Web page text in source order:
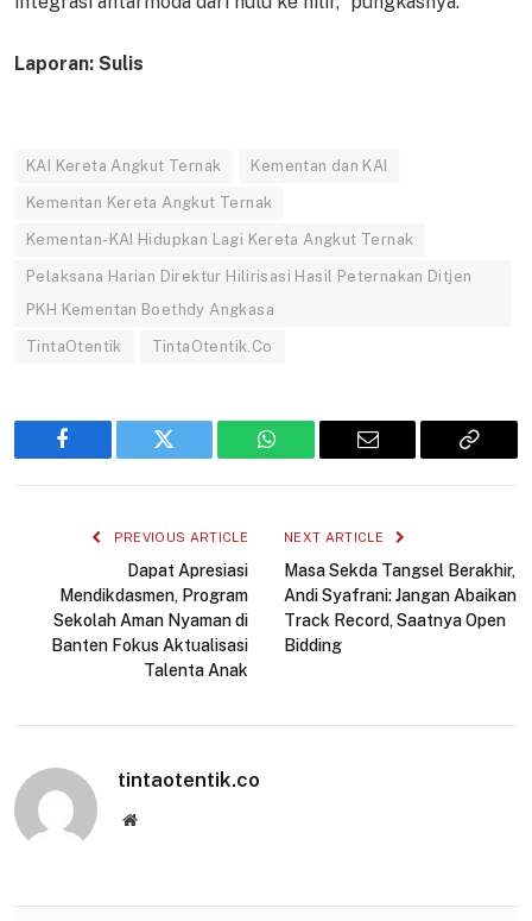
Laporan: Sulis
KAI Kereta Angkut Ternak Kementan dan KAI
Kementan Kereta Angkut Ternak
Kementan-KAI Hidupkan Lagi Kereta Angkut Ternak
Pelaksana Harian Direktur Hilirisasi Hasil Peternakan Ditjen
PKH Kementan Boethdy Angkasa
TintaOtentik TintaOtentik.Co
Facebook Twitter WhatsApp Email
Copy
PREVIOUS ARTICLE
Dapat Apresiasi
Mendikdasmen, Program
Sekolah Aman Nyaman di
Banten Fokus Aktualisasi
Talenta Anak
NEXT ARTICLE
Masa Sekda Tangsel Berakhir,
Andi Syafrani: Jangan Abaikan
Track Record, Saatnya Open
Bidding
tintaotentik.co
Website